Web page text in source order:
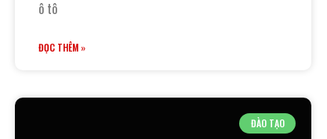
ô tô
ĐỌC THÊM »
ĐÀO TẠO